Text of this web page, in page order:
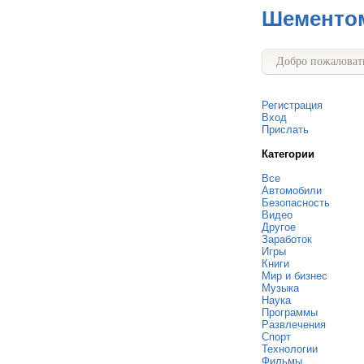
Добро
Регистрация
Вход
Прислать
Категории
Все
Автомобили
Безопасность
Видео
Другое
Заработок
Игры
Книги
Мир и бизнес
Музыка
Наука
Программы
Развлечения
Спорт
Технологии
Фильмы